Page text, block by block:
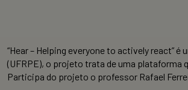
“Hear – Helping everyone to actively react”
(UFRPE), o projeto trata de uma plataforma
Participa do projeto o professor Rafael